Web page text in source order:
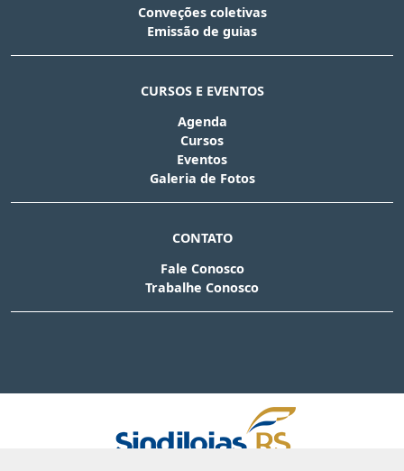
Conveções coletivas
Emissão de guias
CURSOS E EVENTOS
Agenda
Cursos
Eventos
Galeria de Fotos
CONTATO
Fale Conosco
Trabalhe Conosco